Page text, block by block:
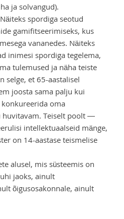
ja solvangud).
spordiga seotud
gamifitseerimiseks, kus
vananedes. Näiteks
inimesi spordiga tegelema,
tulemused ja näha teiste
selge, et 65-aastalisel
joosta sama palju kui
konkureerida oma
huvitavam. Teiselt poolt —
intellektuaalseid mänge,
on 14-aastase teismelise
alusel, mis süsteemis on
jaoks, ainult
õigusosakonnale, ainult